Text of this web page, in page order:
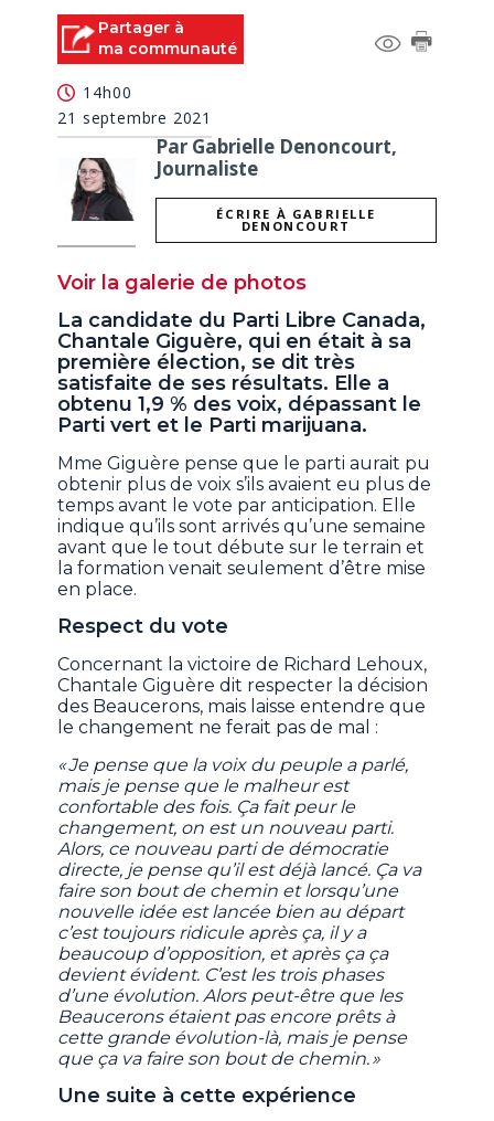
Partager à
ma communauté
14h00
21 septembre 2021
Par Gabrielle Denoncourt,
Journaliste
ÉCRIRE À GABRIELLE
DENONCOURT
Voir la galerie de photos
La candidate du Parti Libre Canada,
Chantale Giguère, qui en était à sa
première élection, se dit très
satisfaite de ses résultats. Elle a
obtenu 1,9 % des voix, dépassant le
Parti vert et le Parti marijuana.
Mme Giguère pense que le parti aurait pu
obtenir plus de voix s’ils avaient eu plus de
temps avant le vote par anticipation. Elle
indique qu’ils sont arrivés qu’une semaine
avant que le tout débute sur le terrain et
la formation venait seulement d’être mise
en place.
Respect du vote
Concernant la victoire de Richard Lehoux,
Chantale Giguère dit respecter la décision
des Beaucerons, mais laisse entendre que
le changement ne ferait pas de mal :
« Je pense que la voix du peuple a parlé,
mais je pense que le malheur est
confortable des fois. Ça fait peur le
changement, on est un nouveau parti.
Alors, ce nouveau parti de démocratie
directe, je pense qu’il est déjà lancé. Ça va
faire son bout de chemin et lorsqu’une
nouvelle idée est lancée bien au départ
c’est toujours ridicule après ça, il y a
beaucoup d’opposition, et après ça ça
devient évident. C’est les trois phases
d’une évolution. Alors peut-être que les
Beaucerons étaient pas encore prêts à
cette grande évolution-là, mais je pense
que ça va faire son bout de chemin. »
Une suite à cette expérience